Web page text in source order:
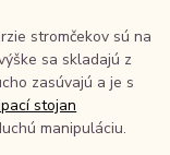
stromčekov sú na
sa skladajú z
zasúvajú a je s
stojan
manipuláciu.